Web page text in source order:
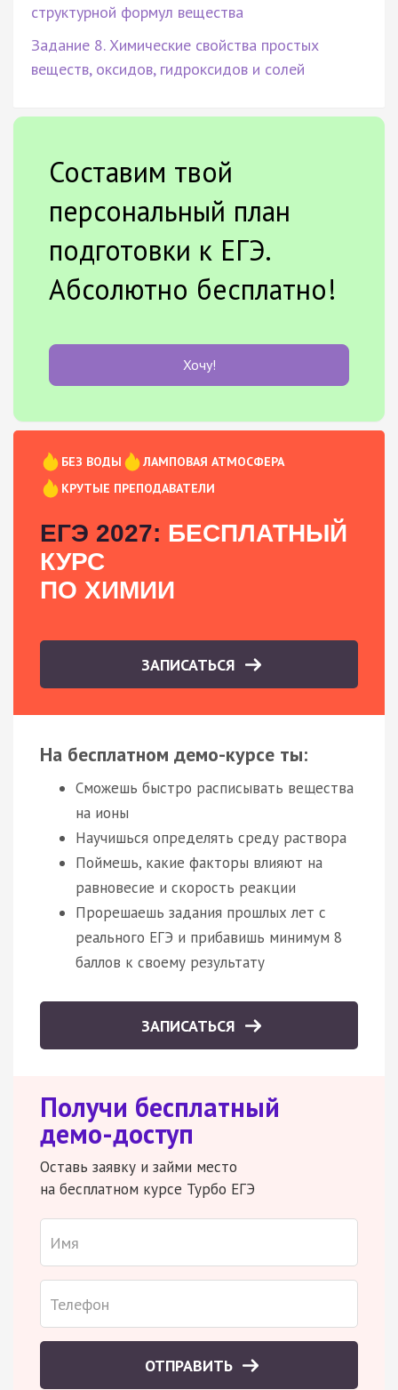
структурной формул вещества
Задание 8. Химические свойства простых
веществ, оксидов, гидроксидов и солей
Составим твой
персональный план
подготовки к ЕГЭ.
Абсолютно бесплатно!
Хочу!
БЕЗ ВОДЫ
ЛАМПОВАЯ АТМОСФЕРА
КРУТЫЕ ПРЕПОДАВАТЕЛИ
ЕГЭ 2027: БЕСПЛАТНЫЙ
КУРС
ПО ХИМИИ
ЗАПИСАТЬСЯ
На бесплатном демо-курсе ты:
Сможешь быстро расписывать вещества
на ионы
Научишься определять среду раствора
Поймешь, какие факторы влияют на
равновесие и скорость реакции
Прорешаешь задания прошлых лет с
реального ЕГЭ и прибавишь минимум 8
баллов к своему результату
ЗАПИСАТЬСЯ
Получи бесплатный
демо-доступ
Оставь заявку и займи место
на бесплатном курсе Турбо ЕГЭ
ОТПРАВИТЬ